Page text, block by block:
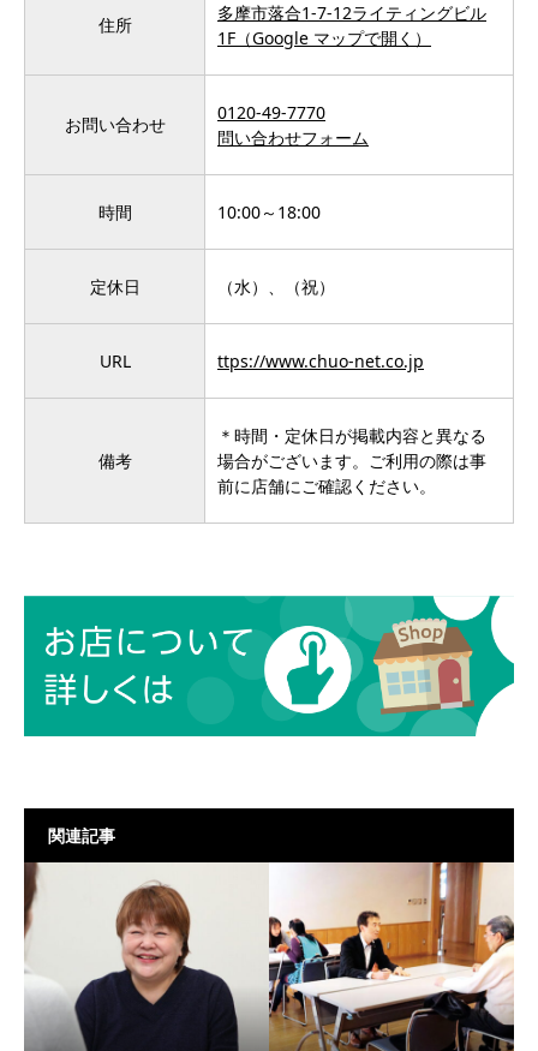
住所
多摩市落合1-7-12ライティングビル
1F（Google マップで開く）
お問い合わせ
0120-49-7770
問い合わせフォーム
時間 10:00～18:00
定休日 （水）、（祝）
URL ttps://www.chuo-net.co.jp
備考
＊時間・定休日が掲載内容と異なる
場合がございます。ご利用の際は事
前に店舗にご確認ください。
関連記事